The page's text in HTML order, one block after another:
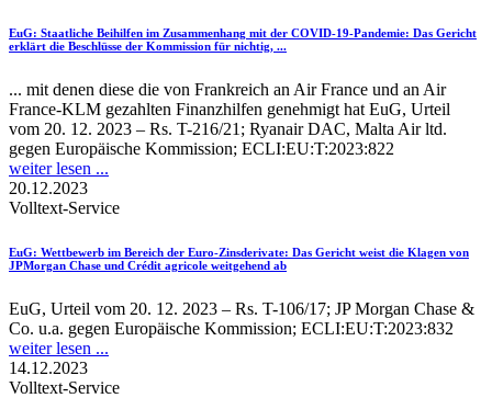
EuG: Staatliche Beihilfen im Zusammenhang mit der COVID-19-Pandemie: Das Gericht
erklärt die Beschlüsse der Kommission für nichtig, ...
... mit denen diese die von Frankreich an Air France und an Air
France-KLM gezahlten Finanzhilfen genehmigt hat EuG, Urteil
vom 20. 12. 2023 – Rs. T-216/21; Ryanair DAC, Malta Air ltd.
gegen Europäische Kommission; ECLI:EU:T:2023:822
weiter lesen ...
20.12.2023
Volltext-Service
EuG: Wettbewerb im Bereich der Euro-Zinsderivate: Das Gericht weist die Klagen von
JPMorgan Chase und Crédit agricole weitgehend ab
EuG, Urteil vom 20. 12. 2023 – Rs. T-106/17; JP Morgan Chase &
Co. u.a. gegen Europäische Kommission; ECLI:EU:T:2023:832
weiter lesen ...
14.12.2023
Volltext-Service